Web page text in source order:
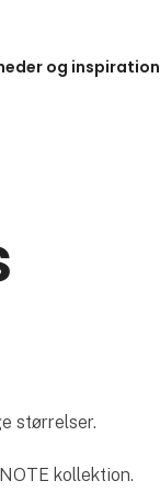
og inspiration
størrelser.
kollektion.